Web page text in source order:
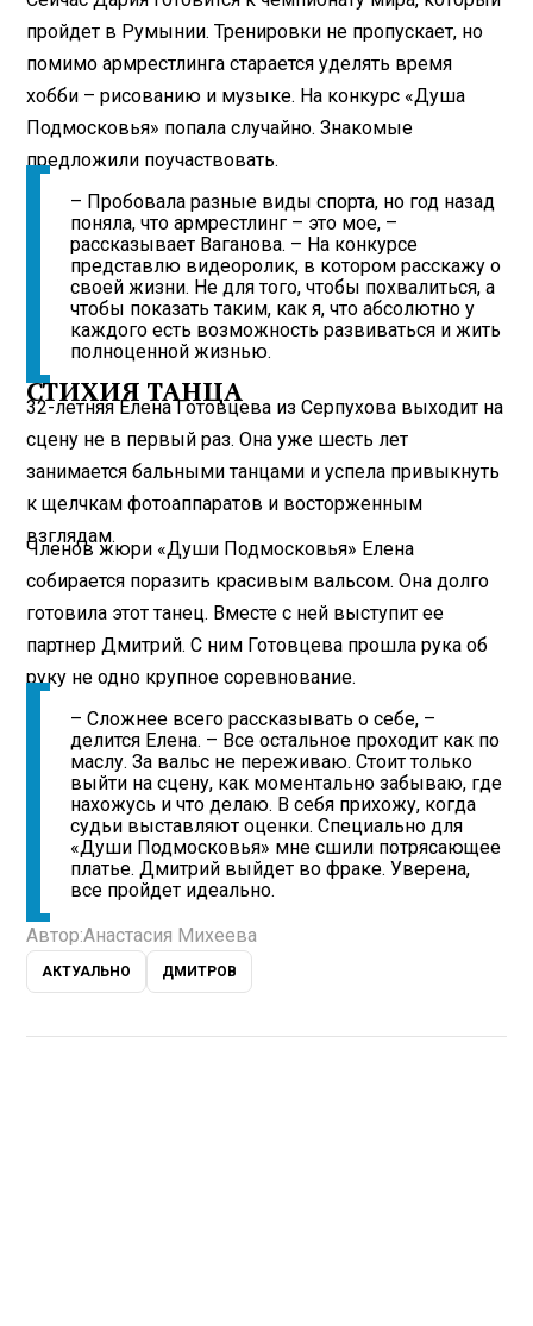
пройдет в Румынии. Тренировки не пропускает, но
помимо армрестлинга старается уделять время
хобби – рисованию и музыке. На конкурс «Душа
Подмосковья» попала случайно. Знакомые
предложили поучаствовать.
– Пробовала разные виды спорта, но год назад
поняла, что армрестлинг – это мое, –
рассказывает Ваганова. – На конкурсе
представлю видеоролик, в котором расскажу о
своей жизни. Не для того, чтобы похвалиться, а
чтобы показать таким, как я, что абсолютно у
каждого есть возможность развиваться и жить
полноценной жизнью.
СТИХИЯ ТАНЦА
32-летняя Елена Готовцева из Серпухова выходит на
сцену не в первый раз. Она уже шесть лет
занимается бальными танцами и успела привыкнуть
к щелчкам фотоаппаратов и восторженным
взглядам.
Членов жюри «Души Подмосковья» Елена
собирается поразить красивым вальсом. Она долго
готовила этот танец. Вместе с ней выступит ее
партнер Дмитрий. С ним Готовцева прошла рука об
руку не одно крупное соревнование.
– Сложнее всего рассказывать о себе, –
делится Елена. – Все остальное проходит как по
маслу. За вальс не переживаю. Стоит только
выйти на сцену, как моментально забываю, где
нахожусь и что делаю. В себя прихожу, когда
судьи выставляют оценки. Специально для
«Души Подмосковья» мне сшили потрясающее
платье. Дмитрий выйдет во фраке. Уверена,
все пройдет идеально.
Автор:Анастасия Михеева
АКТУАЛЬНО ДМИТРОВ